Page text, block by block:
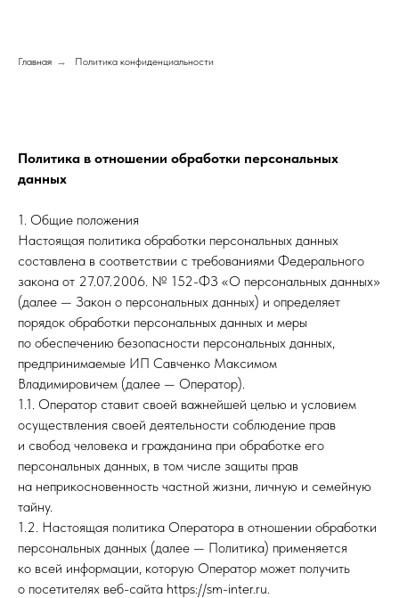
Главная → Политика конфиденциальности
Политика в отношении обработки персональных
данных
1. Общие положения
Настоящая политика обработки персональных данных
составлена в соответствии с требованиями Федерального
закона от 27.07.2006. № 152-ФЗ «О персональных данных»
(далее — Закон о персональных данных) и определяет
порядок обработки персональных данных и меры
по обеспечению безопасности персональных данных,
предпринимаемые ИП Савченко Максимом
Владимировичем (далее — Оператор).
1.1. Оператор ставит своей важнейшей целью и условием
осуществления своей деятельности соблюдение прав
и свобод человека и гражданина при обработке его
персональных данных, в том числе защиты прав
на неприкосновенность частной жизни, личную и семейную
тайну.
1.2. Настоящая политика Оператора в отношении обработки
персональных данных (далее — Политика) применяется
ко всей информации, которую Оператор может получить
о посетителях веб-сайта https://sm-inter.ru.